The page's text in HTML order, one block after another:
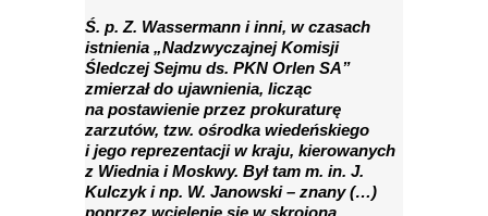
Ś. p. Z. Wassermann i inni, w czasach
istnienia „Nadzwyczajnej Komisji
Śledczej Sejmu ds. PKN Orlen SA”
zmierzał do ujawnienia, licząc
na postawienie przez prokuraturę
zarzutów, tzw. ośrodka wiedeńskiego
i jego reprezentacji w kraju, kierowanych
z Wiednia i Moskwy. Był tam m. in. J.
Kulczyk i np. W. Janowski – znany (…)
poprzez wcielenie się w skrojona